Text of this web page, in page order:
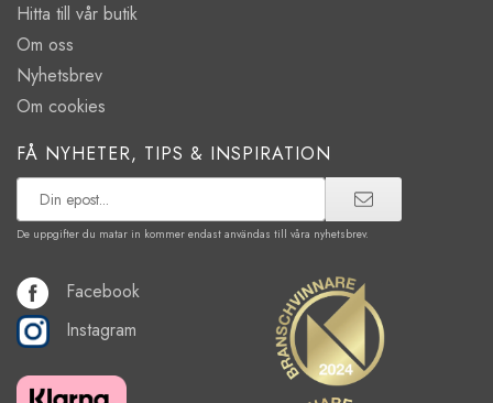
Hitta till vår butik
Om oss
Nyhetsbrev
Om cookies
FÅ NYHETER, TIPS & INSPIRATION
De uppgifter du matar in kommer endast användas till våra nyhetsbrev.
Facebook
Instagram